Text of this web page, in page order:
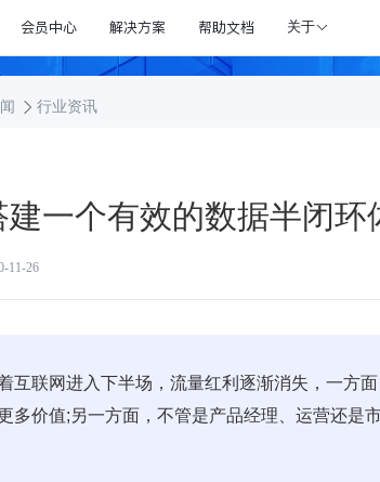
会员中心 解决方案 帮助文档 关于
行业资讯
一个有效的数据半闭环
11-26
互联网进入下半场，流量红利逐渐消失，一方
多价值;另一方面，不管是产品经理、运营还是